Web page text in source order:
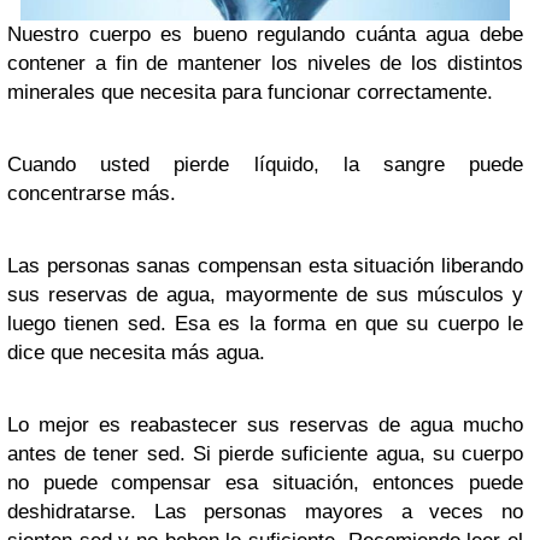
Nuestro cuerpo es bueno regulando cuánta agua debe
contener a fin de mantener los niveles de los distintos
minerales que necesita para funcionar correctamente.
Cuando usted pierde líquido, la sangre puede
concentrarse más.
Las personas sanas compensan esta situación liberando
sus reservas de agua, mayormente de sus músculos y
luego tienen sed. Esa es la forma en que su cuerpo le
dice que necesita más agua.
Lo mejor es reabastecer sus reservas de agua mucho
antes de tener sed. Si pierde suficiente agua, su cuerpo
no puede compensar esa situación, entonces puede
deshidratarse. Las personas mayores a veces no